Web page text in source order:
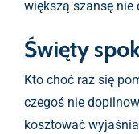
większą szansę
Święty
Kto choć raz się
czegoś nie
kosztować